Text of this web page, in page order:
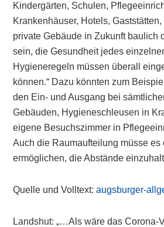
Kindergärten, Schulen,
Krankenhäuser, Hotels,
private Gebäude in Zukunft baulich
sein, die Gesundheit jedes
Hygieneregeln müssen überall
können.“ Dazu könnten zum
den Ein- und Ausgang bei
Gebäuden, Hygieneschleusen in
eigene Besuchszimmer in
Auch die Raumaufteilung müsse es
ermöglichen, die Abstände
Quelle und Volltext:augsburger-
Landshut: „…Als wäre das Corona-